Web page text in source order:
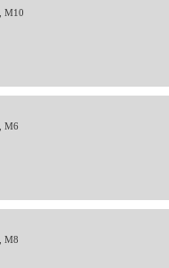
M10
M6
M8